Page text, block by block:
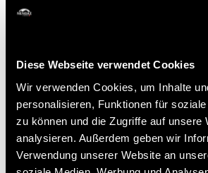
Diese Webseite verwendet Cookies
Wir verwenden Cookies, um Inhalte
personalisieren, Funktionen für
zu können und die Zugriffe auf unsere
analysieren. Außerdem geben wir
Verwendung unserer Website an
Nützliche
- Anmeldung obligatorisch bis am
bei Nendaz Tourisme
- Suchaktionen ab 10:30 Uhr, danach
12:30 Uhr un ab 13:30 Uhr, danach alle